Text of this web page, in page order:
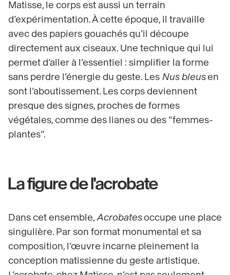
Matisse, le corps est aussi un terrain
d’expérimentation. À cette époque, il travaille
avec des papiers gouachés qu’il découpe
directement aux ciseaux. Une technique qui lui
permet d’aller à l’essentiel : simplifier la forme
sans perdre l’énergie du geste. Les Nus bleusen
sont l’aboutissement. Les corps deviennent
presque des signes, proches de formes
végétales, comme des lianes ou des “femmes-
plantes”.
La figure de l'acrobate
Dans cet ensemble, Acrobatesoccupe une place
singulière. Par son format monumental et sa
composition, l’œuvre incarne pleinement la
conception matissienne du geste artistique.